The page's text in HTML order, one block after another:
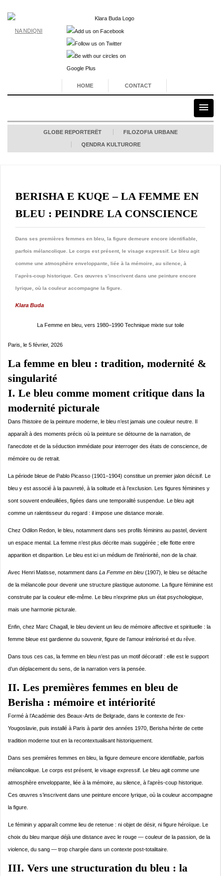
NA NDIQNI
HOME CONTACT
GLOBE REPORTERËT FILOZOFIA URBANE
QENDRA KULTURORE
BERISHA E KUQE – LA FEMME EN
BLEU : PEINDRE LA CONSCIENCE
Dans ses premières femmes en bleu, la figure demeure encore identifiable,
parfois mélancolique. Le corps est présent, le visage expressif. Le bleu agit
comme une atmosphère enveloppante, liée à la mémoire, au silence, à
l’après-coup historique. Ces œuvres s’inscrivent dans une peinture encore
lyrique, où la couleur accompagne la figure.
Klara Buda
La Femme en bleu, vers 1980–1990 Technique mixte sur toile
Paris, le 5 février, 2026
La femme en bleu : tradition, modernité &
singularité
I. Le bleu comme moment critique dans la
modernité picturale
Dans l’histoire de la peinture moderne, le bleu n’est jamais une couleur neutre. Il
apparaît à des moments précis où la peinture se détourne de la narration, de
l’anecdote et de la séduction immédiate pour interroger des états de conscience, de
mémoire ou de retrait.
La période bleue de Pablo Picasso (1901–1904) constitue un premier jalon décisif. Le
bleu y est associé à la pauvreté, à la solitude et à l’exclusion. Les figures féminines y
sont souvent endeuillées, figées dans une temporalité suspendue. Le bleu agit
comme un ralentisseur du regard : il impose une distance morale.
Chez Odilon Redon, le bleu, notamment dans ses profils féminins au pastel, devient
un espace mental. La femme n’est plus décrite mais suggérée ; elle flotte entre
apparition et disparition. Le bleu est ici un médium de l’intériorité, non de la chair.
Avec Henri Matisse, notamment dans La Femme en bleu (1907), le bleu se détache
de la mélancolie pour devenir une structure plastique autonome. La figure féminine est
construite par la couleur elle-même. Le bleu n’exprime plus un état psychologique,
mais une harmonie picturale.
Enfin, chez Marc Chagall, le bleu devient un lieu de mémoire affective et spirituelle : la
femme bleue est gardienne du souvenir, figure de l’amour intériorisé et du rêve.
Dans tous ces cas, la femme en bleu n’est pas un motif décoratif : elle est le support
d’un déplacement du sens, de la narration vers la pensée.
II. Les premières femmes en bleu de
Berisha : mémoire et intériorité
Formé à l’Académie des Beaux-Arts de Belgrade, dans le contexte de l’ex-
Yougoslavie, puis installé à Paris à partir des années 1970, Berisha hérite de cette
tradition moderne tout en la recontextualisant historiquement.
Dans ses premières femmes en bleu, la figure demeure encore identifiable, parfois
mélancolique. Le corps est présent, le visage expressif. Le bleu agit comme une
atmosphère enveloppante, liée à la mémoire, au silence, à l’après-coup historique.
Ces œuvres s’inscrivent dans une peinture encore lyrique, où la couleur accompagne
la figure.
Le féminin y apparaît comme lieu de retenue : ni objet de désir, ni figure héroïque. Le
choix du bleu marque déjà une distance avec le rouge — couleur de la passion, de la
violence, du sang — trop chargée dans un contexte post-totalitaire.
III. Vers une structuration du bleu : la